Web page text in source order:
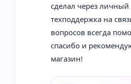
сделал через личный
техподдержка на
вопросов всегда
спасибо и
магазин!